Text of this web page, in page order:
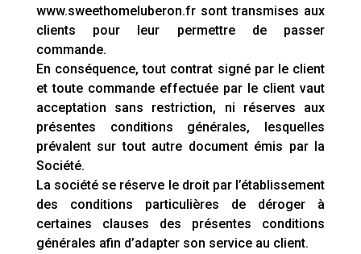
www.sweethomeluberon.fr sont transmises aux
clients pour leur permettre de passer
commande.
En conséquence, tout contrat signé par le client
et toute commande effectuée par le client vaut
acceptation sans restriction, ni réserves aux
présentes conditions générales, lesquelles
prévalent sur tout autre document émis par la
Société.
La société se réserve le droit par l’établissement
des conditions particulières de déroger à
certaines clauses des présentes conditions
générales afin d’adapter son service au client.